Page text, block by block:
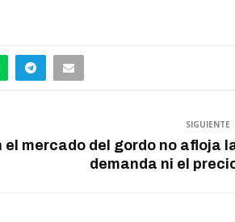
SIGUIENTE
el mercado del gordo no afloja
demanda ni el